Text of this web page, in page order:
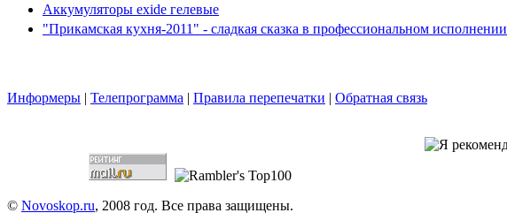
Аккумуляторы exide гелевые
"Прикамская кухня-2011" - сладкая сказка в профессиональном исполнении
Информеры | Телепрограмма | Правила перепечатки | Обратная связь
© Novoskop.ru, 2008 год. Все права защищены.